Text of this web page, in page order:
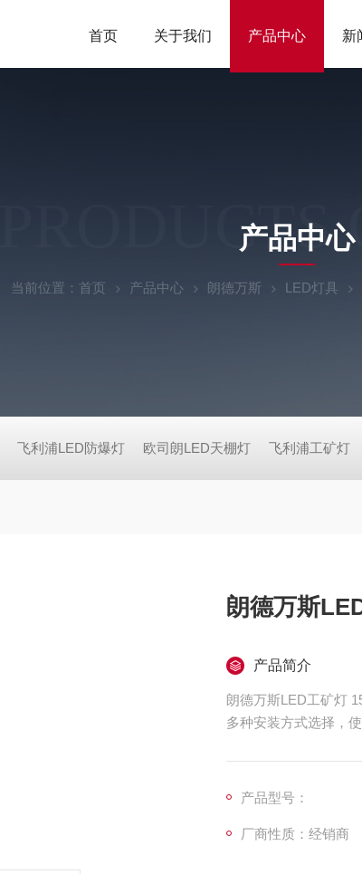
首页 关于我们 产品中心 新
PRODUCTS
产品中心
当前位置： 首页 产品中心 朗德万斯 LED灯具
飞利浦LED防爆灯 欧司朗LED天棚灯 飞利浦工矿灯
朗德万斯
产品简介
朗德万斯LED工矿灯
多种安装方式选择，
产品型号：
厂商性质：经销商